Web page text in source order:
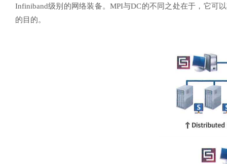
Infiniband级别的网络装备。MPI与DC的不同之处在于，它可
的目的。